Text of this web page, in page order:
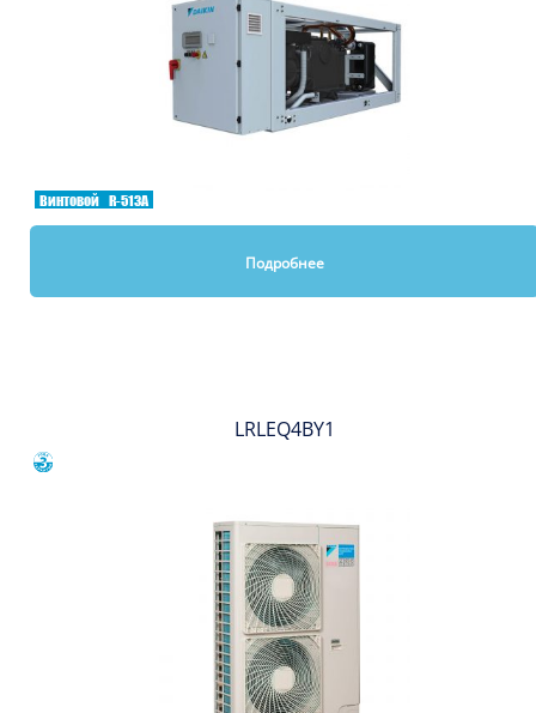
Винтовой R-513A
Подробнее
LRLEQ4BY1